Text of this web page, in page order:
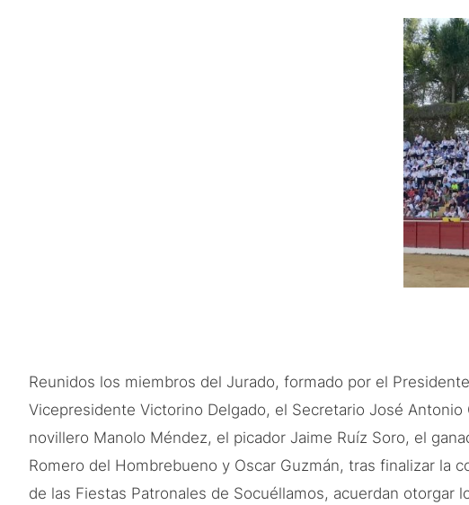
Reunidos los miembros del Jurado, formado por el
Vicepresidente Victorino Delgado, el Secretario José
novillero Manolo Méndez, el picador Jaime Ruíz Soro, el
Romero del Hombrebueno y Oscar Guzmán, tras finalizar la
de las Fiestas Patronales de Socuéllamos, acuerdan